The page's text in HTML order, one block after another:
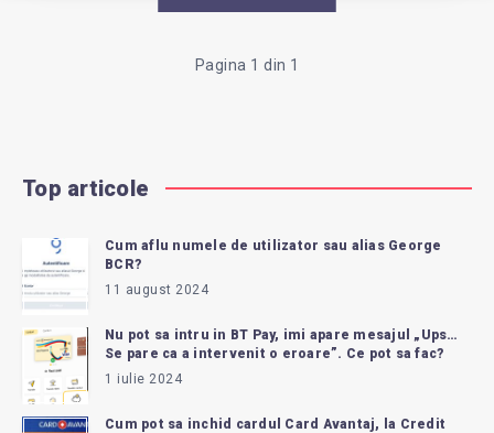
Pagina 1 din 1
Top articole
Cum aflu numele de utilizator sau alias George
BCR?
11 august 2024
Nu pot sa intru in BT Pay, imi apare mesajul „Ups…
Se pare ca a intervenit o eroare”. Ce pot sa fac?
1 iulie 2024
Cum pot sa inchid cardul Card Avantaj, la Credit